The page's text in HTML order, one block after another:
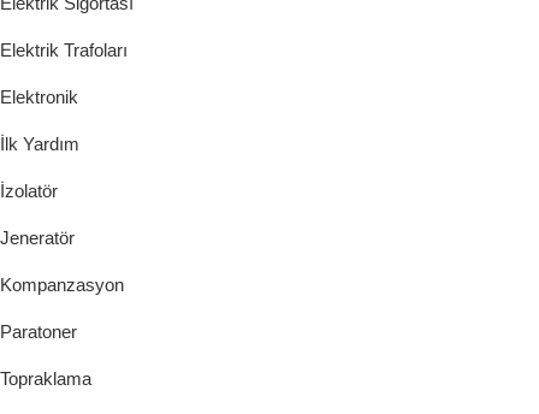
Elektrik Trafoları
Elektronik
İlk Yardım
İzolatör
Jeneratör
Kompanzasyon
Paratoner
Topraklama